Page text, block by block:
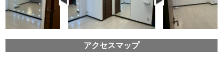
アクセスマップ